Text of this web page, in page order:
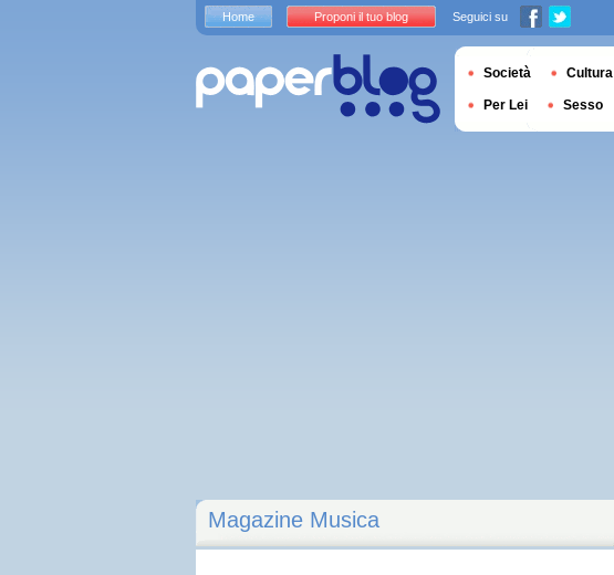
Magazine Musica
Home Proponi il tuo blog Seguici su
Società Cultura
Per Lei Sesso